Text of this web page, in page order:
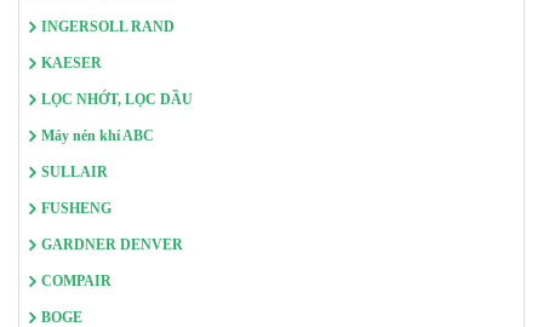
INGERSOLL RAND
KAESER
LỌC NHỚT, LỌC DẦU
Máy nén khí ABC
SULLAIR
FUSHENG
GARDNER DENVER
COMPAIR
BOGE